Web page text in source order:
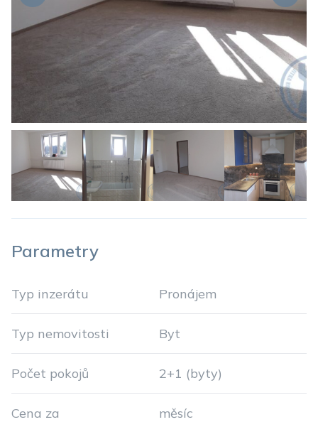
Parametry
Typ inzerátu Pronájem
Typ nemovitosti Byt
Počet pokojů 2+1 (byty)
Cena za měsíc